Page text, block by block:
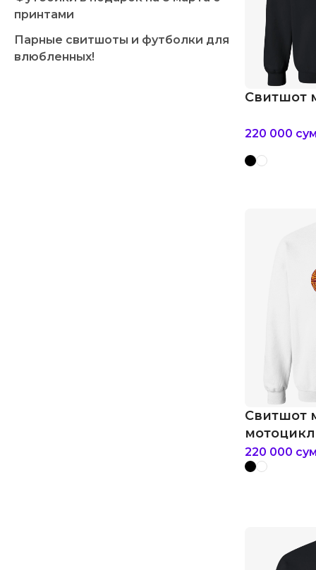
принтами
Парные свитшоты и футболки для
влюбленных!
Свитшот
220 000
Свитшот
стиле
220 000